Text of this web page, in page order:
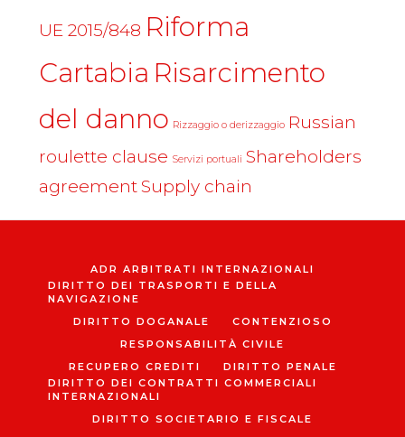
UE 2015/848 Riforma
Cartabia Risarcimento
del danno Rizzaggio o derizzaggio Russian
roulette clause Servizi portuali Shareholders
agreementSupply chain
ADR ARBITRATI INTERNAZIONALI
DIRITTO DEI TRASPORTI E DELLA
NAVIGAZIONE
DIRITTO DOGANALE
CONTENZIOSO
RESPONSABILITÀ CIVILE
RECUPERO CREDITI
DIRITTO PENALE
DIRITTO DEI CONTRATTI COMMERCIALI
INTERNAZIONALI
DIRITTO SOCIETARIO E FISCALE